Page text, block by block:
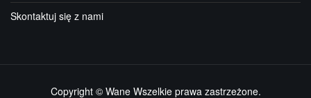
Skontaktuj się z nami
Copyright © Wane Wszelkie prawa zastrzeżone.